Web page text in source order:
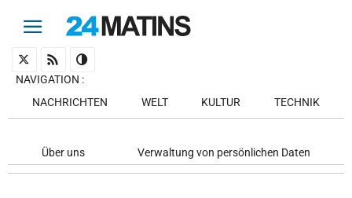
NAVIGATION :
NACHRICHTEN
WELT KULTUR TECHNIK
Über uns Verwaltung von persönlichen Daten